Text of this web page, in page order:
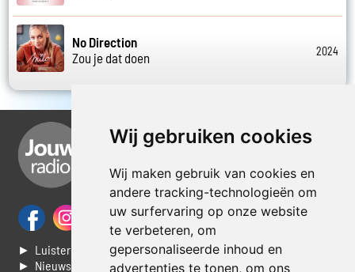
Wij gebruiken cookies
Wij maken gebruik van cookies en
andere tracking-technologieën om
uw surfervaring op onze website
te verbeteren, om
gepersonaliseerde inhoud en
advertenties te tonen, om ons
No Direction
Zou je dat doen
2024
► Luisteren naar Jouwradio
► Nieuws